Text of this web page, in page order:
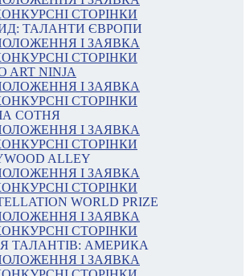
СТОРІНКИ
ТАЛАНТИ ЄВРОПИ
І ЗАЯВКА
СТОРІНКИ
ART NINJA
І ЗАЯВКА
СТОРІНКИ
СОТНЯ
І ЗАЯВКА
СТОРІНКИ
ALLEY
І ЗАЯВКА
СТОРІНКИ
WORLD PRIZE
І ЗАЯВКА
СТОРІНКИ
ТАЛАНТІВ: АМЕРИКА
І ЗАЯВКА